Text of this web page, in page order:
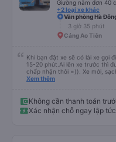
Giường nằm đơn 40
+2 loại xe khác
Văn phòng Hà
3 giờ 35 phút
Cảng Ao Tiên
Khi bạn đặt xe sẽ có lái xe gọi
15-20 phút.Ai lên xe trước thì
chấp nhận thôi =)). Xe mới,
vừa ( ai m8 người thì hơi vướng
trong chuyến đi tỉnh dậy sương
(may béo nên dễ ngủ tỉnh là
nhựa ngăn cách khách với lái
Xem thêm
Không cần thanh toán
Xác nhận chỗ ngay lập tức